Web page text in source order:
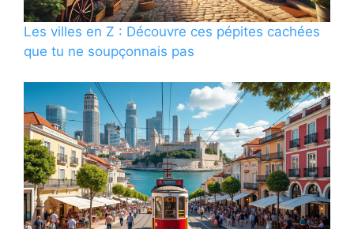
Les villes en Z : Découvre ces pépites cachées
que tu ne soupçonnais pas